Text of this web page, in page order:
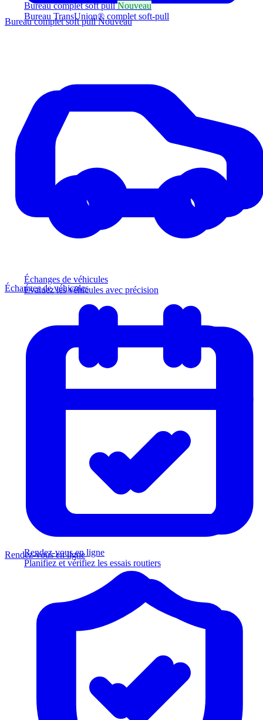
Bureau complet soft pullNouveau
Bureau TransUnion® complet soft-pull
Échanges de véhicules
Évaluez les véhicules avec précision
Rendez-vous en ligne
Planifiez et vérifiez les essais routiers
Bureau complet soft pullNouveau
Échanges de véhicules
Rendez-vous en ligne